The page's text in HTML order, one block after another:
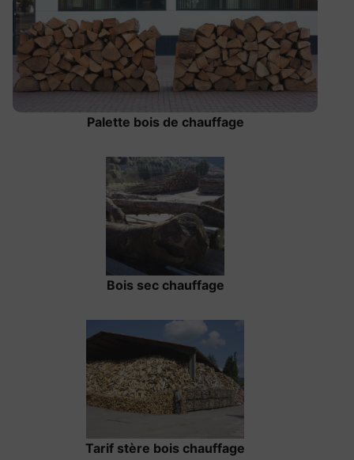
Palette bois de chauffage
Bois sec chauffage
Tarif stère bois chauffage